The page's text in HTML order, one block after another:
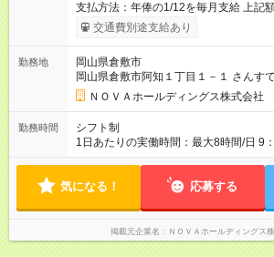
支払方法：年俸の1/12を毎月支給 上記
みます。※超過分は全額支給いたしま
円／月 みなし残業時間 15時間／月 ★頑
ど、成果に応じて年2回インセンティブ
社員が、半期で20～30万円のインセン
も。頑張りが目に見える形で収入に還元
ベーションで仕事に取り組めます。 ★毎月チャンスあり！スピ
ーディな昇格。 ――――――――――――
え、毎月、現場の管理職が優秀な人材
入社2～3年目でサブマネージャーへ、
アアップするケースも珍しくありません。 【試用期間】試
間あり 試用期間の長さ：1ヶ月 ※ 雇用
と異なる部分があります。 雇用形態：
時給 1,400円以上 ※月途中での入社の
インターンとして勤務になります。
交通費別途支給あり
勤務地
岡山県倉敷市
岡山県倉敷市阿知１丁目１－１ さんす
ＮＯＶＡホールディングス株式会社
勤務時間
シフト制
1日あたりの実働時間：最大8時間/日 9
ト制 ［ シフト例 ］ ・平日⇒12：30-21：30 ・土日祝⇒10：00-
―――――――――――― 一校舎を一人で
て、明日に備えよう」など、調整しや
気になる！ 応募する
掲載元企業名 ＮＯＶＡホールディングス